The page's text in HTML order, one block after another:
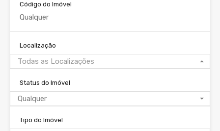
Código do Imóvel
Localização
Todas as Localizações
Status do Imóvel
Qualquer
Tipo do Imóvel